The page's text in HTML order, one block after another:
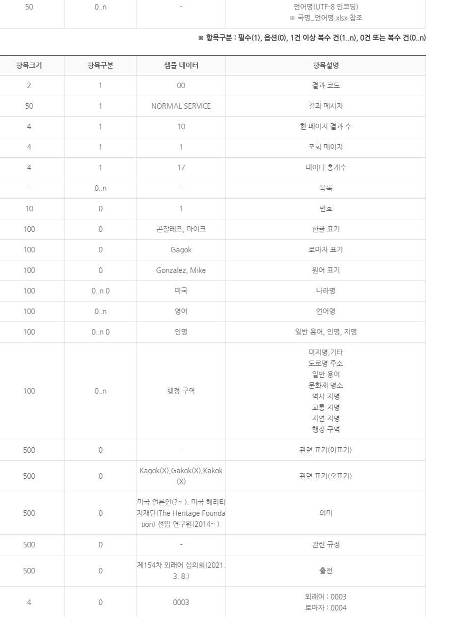
50 0..n -
언어명(UTF-8 인코딩)
※ 국명_언어명.xlsx 참조
※ 항목구분 : 필수(1), 옵션(0), 1건 이상 복수 건(1..n), 0건 또는 복수 건(0..n)
항목크기 항목구분 샘플 데이터 항목설명
2 1 00 결과 코드
50 1 NORMAL SERVICE 결과 메시지
4 1 10 한 페이지 결과 수
4 1 1 조회 페이지
4 1 17 데이터 총개수
- 0..n - 목록
10 0 1 번호
100 0 곤잘레즈, 마이크 한글 표기
100 0 Gagok 로마자 표기
100 0 Gonzalez, Mike 원어 표기
100 0..n 0 미국 나라명
100 0..n 영어 언어명
100 0..n 0 인명 일반 용어, 인명, 지명
100 0..n 행정 구역
미지명,기타
도로명 주소
일반 용어
문화재 명소
역사 지명
교통 지명
자연 지명
행정 구역
500 0 - 관련 표기(이표기)
500 0
Kagok(X),Gakok(X),Kakok
(X)
관련 표기(오표기)
500 0
미국 언론인(?~ ). 미국 헤리티
지재단(The Heritage Founda
tion) 선임 연구원(2014~ ).
의미
500 0 - 관련 규정
500 0
제154차 외래어 심의회(2021.
3. 8.)
출전
4 0 0003
외래어 : 0003
로마자 : 0004